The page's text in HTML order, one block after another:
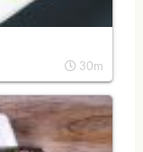
30m